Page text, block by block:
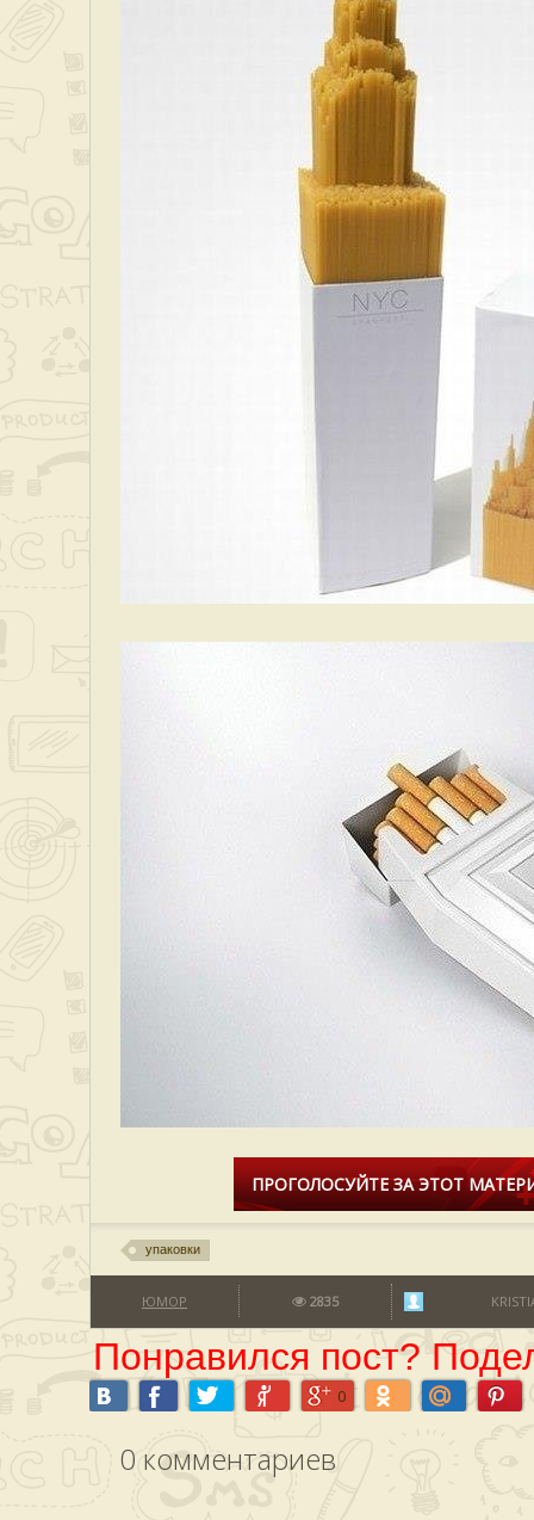
ПРОГОЛОСУЙТЕ ЗА ЭТОТ
упаковки
ЮМОР 2835
Понравился пост?
0
0 комментариев